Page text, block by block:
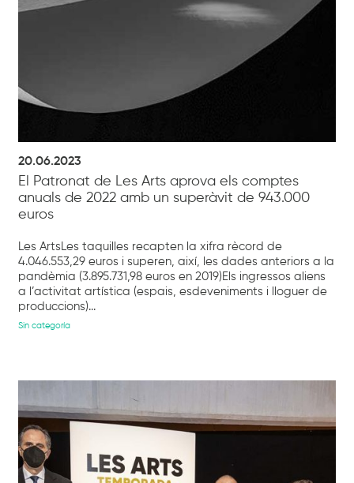
20.06.2023
El Patronat de Les Arts aprova els comptes
anuals de 2022 amb un superàvit de 943.000
euros
Les ArtsLes taquilles recapten la xifra rècord de
4.046.553,29 euros i superen, així, les dades anteriors a la
pandèmia (3.895.731,98 euros en 2019)Els ingressos aliens
a l’activitat artística (espais, esdeveniments i lloguer de
produccions)...
Sin categoría